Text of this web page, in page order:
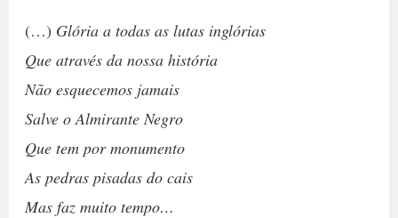
(…) Glória a todas as lutas inglórias
Que através da nossa história
Não esquecemos jamais
Salve o Almirante Negro
Que tem por monumento
As pedras pisadas do cais
Mas faz muito tempo…